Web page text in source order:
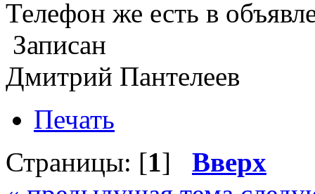
Телефон же есть в
Записан
Дмитрий Пантелеев
Печать
Страницы: [1] Вверх